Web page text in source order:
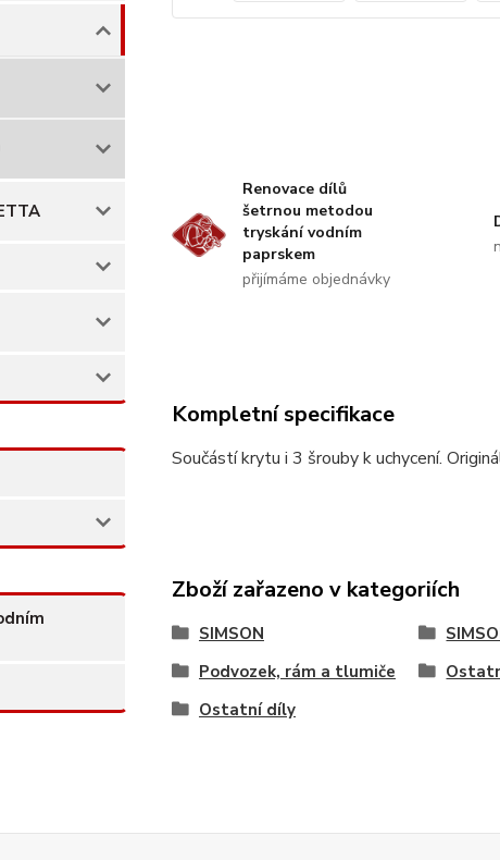
Renovace dílů
šetrnou metodou
tryskání vodním
paprskem
přijímáme objednávky
Kompletní specifikace
Součástí krytu i 3 šrouby k uchycení.
Zboží zařazeno v kategoriích
SIMSON
Podvozek, rám a tlumiče
Ostatní díly